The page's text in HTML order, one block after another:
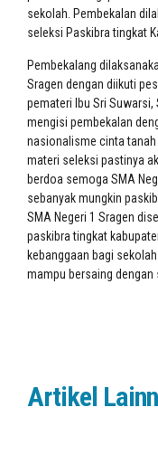
sekolah. Pembekalan
seleksi Paskibra tingkat
Pembekalang
Sragen dengan diikuti
pemateri Ibu Sri Suwarsi,
mengisi pembekalan
nasionalisme cinta tanah
materi seleksi pastinya
berdoa semoga SMA
sebanyak mungkin
SMA Negeri 1 Sragen
paskibra tingkat
kebanggaan bagi
mampu bersaing dengan
Artikel